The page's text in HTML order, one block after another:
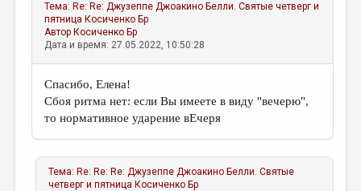
Тема: Re: Re: Джузеппе Джоакино Белли. Святые четверг и
пятница Косиченко Бр
Автор Косиченко Бр
Дата и время: 27.05.2022, 10:50:28
Спасибо, Елена!
Сбоя ритма нет: если Вы имеете в виду "вечерю",
то нормативное ударение вЕчеря
Тема: Re: Re: Re: Джузеппе Джоакино Белли. Святые
четверг и пятница Косиченко Бр